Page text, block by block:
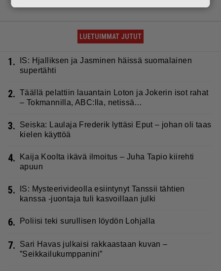
LUETUIMMAT JUTUT
1.
IS: Hjalliksen ja Jasminen häissä suomalainen
supertähti
2. Täällä pelattiin lauantain Loton ja Jokerin isot rahat
– Tokmannilla, ABC:lla, netissä…
3.
Seiska: Laulaja Frederik lyttäsi Eput – johan oli taas
kielen käyttöä
4.
Kaija Koolta ikävä ilmoitus – Juha Tapio kiirehti
apuun
5.
IS: Mysteerivideolla esiintynyt Tanssii tähtien
kanssa -juontaja tuli kasvoillaan julki
6. Poliisi teki surullisen löydön Lohjalla
7.
Sari Havas julkaisi rakkaastaan kuvan –
”Seikkailukumppanini”